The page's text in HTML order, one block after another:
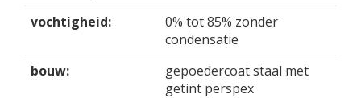
vochtigheid:
0% tot 85% zonder
condensatie
bouw:
gepoedercoat staal met
getint perspex